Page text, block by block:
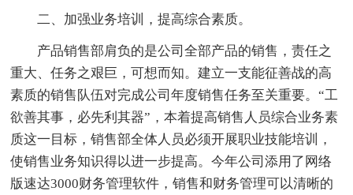
二、加强业务培训，提高综合素质。
产品销售部肩负的是公司全部产品的销售，责任之
重大、任务之艰巨，可想而知。建立一支能征善战的高
素质的销售队伍对完成公司年度销售任务至关重要。“工
欲善其事，必先利其器”，本着提高销售人员综合业务素
质这一目标，销售部全体人员必须开展职业技能培训，
使销售业务知识得以进一步提高。今年公司添用了网络
版速达3000财务管理软件，销售和财务管理可以清晰的